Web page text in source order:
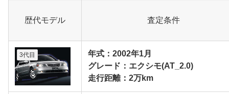
歴代モデル 査定条件
3代目
年式：2002年1月
グレード：エクシモ(AT_2.0)
走行距離：2万km